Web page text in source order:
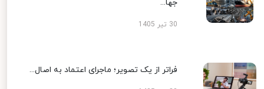
جها...
30 تیر 1405
فراتر از یک تصویر؛ ماجرای اعتماد به اصال...